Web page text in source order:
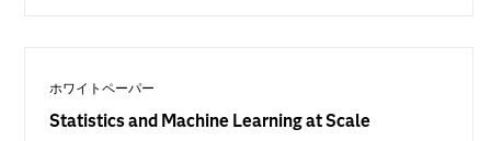
ホワイトペーパー
Statistics and Machine Learning at Scale